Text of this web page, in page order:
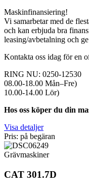
Maskinfinansiering!
Vi samarbetar med de
och kan erbjuda bra
leasing/avbetalning och
Kontakta oss idag för en
RING NU: 0250-12530
08.00-18.00 Mån–Fre)
10.00-14.00 Lör)
Hos oss köper du din
Visa detaljer
Pris: på begäran
Grävmaskiner
CAT 301.7D